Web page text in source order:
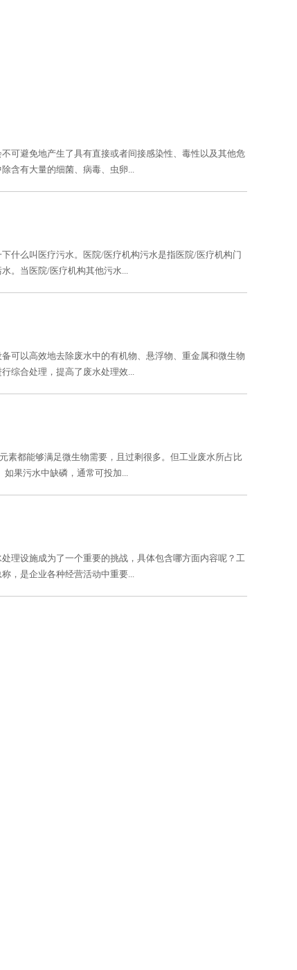
可避免地产生了具有直接或者间接感染性、毒性以及其他危
含有大量的细菌、病毒、虫卵...
什么叫医疗污水。医院/医疗机构污水是指医院/医疗机构门
。当医院/医疗机构其他污水...
可以高效地去除废水中的有机物、悬浮物、重金属和微生物
综合处理，提高了废水处理效...
素都能够满足微生物需要，且过剩很多。但工业废水所占比
果污水中缺磷，通常可投加...
理设施成为了一个重要的挑战，具体包含哪方面内容呢？工
，是企业各种经营活动中重要...